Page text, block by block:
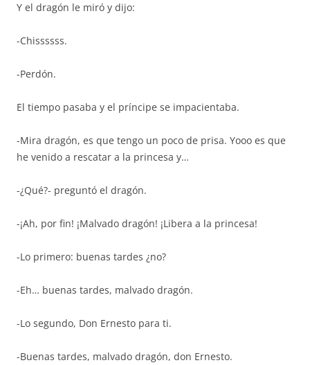
Y el dragón le miró y dijo:
-Chissssss.
-Perdón.
El tiempo pasaba y el príncipe se impacientaba.
-Mira dragón, es que tengo un poco de prisa. Yooo es que
he venido a rescatar a la princesa y…
-¿Qué?- preguntó el dragón.
-¡Ah, por fin! ¡Malvado dragón! ¡Libera a la princesa!
-Lo primero: buenas tardes ¿no?
-Eh… buenas tardes, malvado dragón.
-Lo segundo, Don Ernesto para ti.
-Buenas tardes, malvado dragón, don Ernesto.